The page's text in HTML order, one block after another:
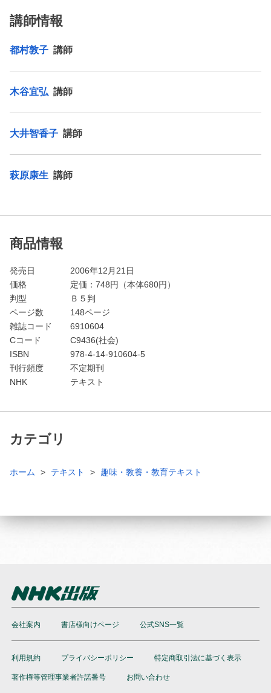
講師情報
都村敦子 講師
木谷宜弘 講師
大井智香子 講師
萩原康生 講師
商品情報
発売日
2006年12月21日
価格
定価： 748円（本体680円）
判型
Ｂ５判
ページ数
148ページ
雑誌コード
6910604
Cコード
C9436(社会)
ISBN
978-4-14-910604-5
刊行頻度
不定期刊
NHK
テキスト
カテゴリ
ホーム テキスト 趣味・教養・教育テキスト
会社案内 書店様向けページ 公式SNS一覧
利用規約 プライバシーポリシー 特定商取引法に基づく表示
著作権等管理事業者許諾番号 お問い合わせ